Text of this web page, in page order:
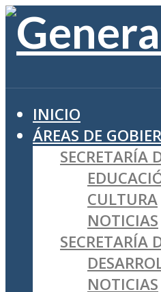
INICIO
ÁREAS DE
SECRETARÍA
CULTURA
NOTICIAS
SECRETARÍA
NOTICIAS